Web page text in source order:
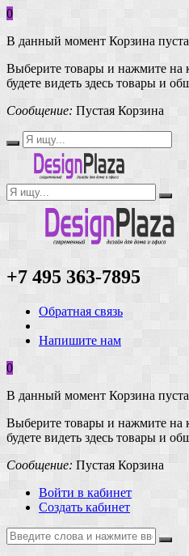
0
В данный момент Корзина
Выберите товары и нажмите на
будете видеть здесь товары и
Сообщение: Пустая Корзина
+7 495 363-7895
Обратная связь
Напишите нам
0
В данный момент Корзина
Выберите товары и нажмите на
будете видеть здесь товары и
Сообщение: Пустая Корзина
Войти в кабинет
Создать кабинет